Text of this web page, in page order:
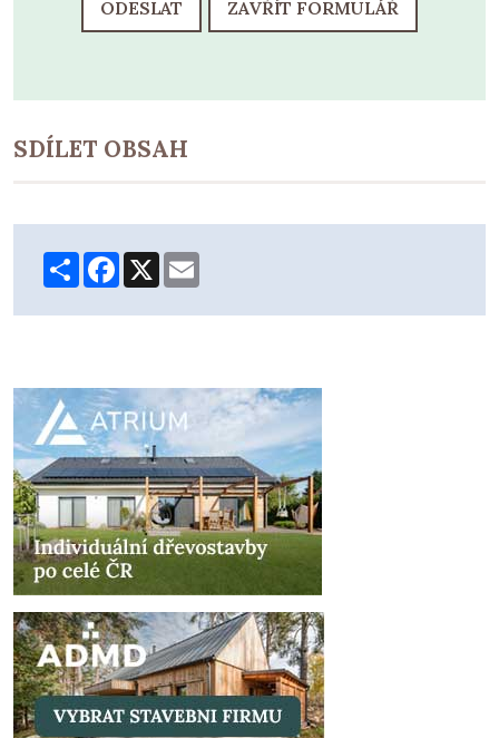
ODESLAT ZAVŘÍT FORMULÁŘ
SDÍLET OBSAH
ShareFacebook
X